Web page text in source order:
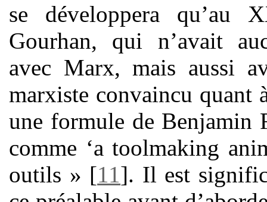
se développera qu’au
Gourhan, qui n’avait
avec Marx, mais aussi
marxiste convaincu quant
une formule de Benjamin
comme ‘a toolmaking
outils » [11 ]. Il est